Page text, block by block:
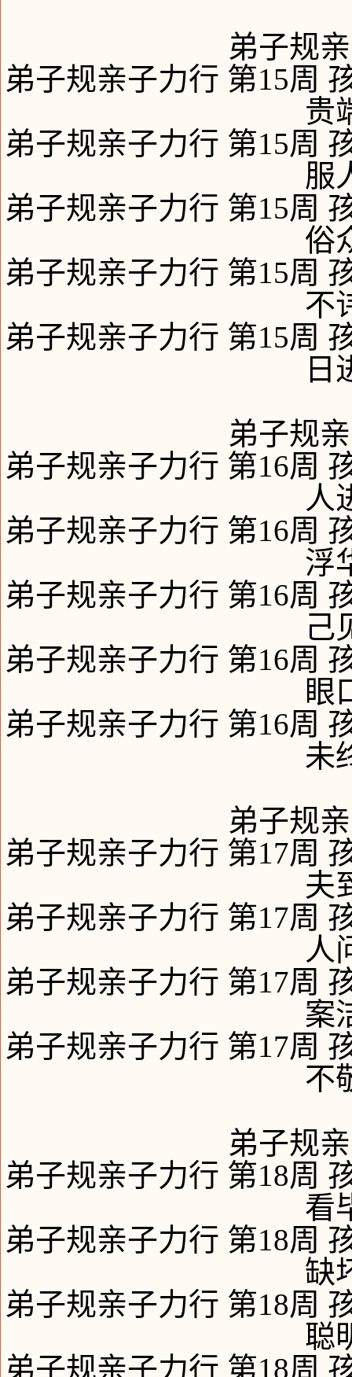
弟子规
弟子规亲子力行 第15周
贵
弟子规亲子力行 第15周
服
弟子规亲子力行 第15周
俗
弟子规亲子力行 第15周
不
弟子规亲子力行 第15周
日
弟子规
弟子规亲子力行 第16周
人
弟子规亲子力行 第16周
浮
弟子规亲子力行 第16周
己
弟子规亲子力行 第16周
眼
弟子规亲子力行 第16周
未
弟子规
弟子规亲子力行 第17周
夫
弟子规亲子力行 第17周
人
弟子规亲子力行 第17周
案
弟子规亲子力行 第17周
不
弟子规
弟子规亲子力行 第18周
看
弟子规亲子力行 第18周
缺
弟子规亲子力行 第18周
聪
弟子规亲子力行 第18周